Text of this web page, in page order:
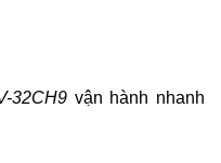
32CH9vận hành nhanh